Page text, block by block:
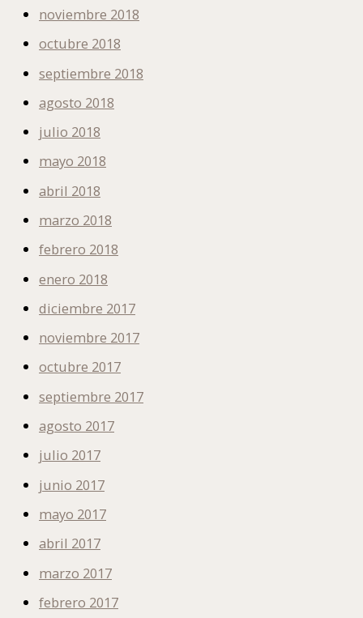
noviembre 2018
octubre 2018
septiembre 2018
agosto 2018
julio 2018
mayo 2018
abril 2018
marzo 2018
febrero 2018
enero 2018
diciembre 2017
noviembre 2017
octubre 2017
septiembre 2017
agosto 2017
julio 2017
junio 2017
mayo 2017
abril 2017
marzo 2017
febrero 2017